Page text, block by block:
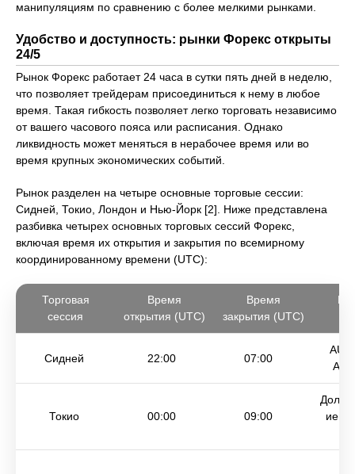
манипуляциям по сравнению с более мелкими рынками.
Удобство и доступность: рынки Форекс открыты
24/5
Рынок Форекс работает 24 часа в сутки пять дней в неделю,
что позволяет трейдерам присоединиться к нему в любое
время. Такая гибкость позволяет легко торговать независимо
от вашего часового пояса или расписания. Однако
ликвидность может меняться в нерабочее время или во
время крупных экономических событий.
Рынок разделен на четыре основные торговые сессии:
Сидней, Токио, Лондон и Нью-Йорк [2]. Ниже представлена
разбивка четырех основных торговых сессий Форекс,
включая время их открытия и закрытия по всемирному
координированному времени (UTC):
Торговая
сессия
Время
открытия (UTC)
Время
закрытия (UTC)
Сидней 22:00 07:00
Токио 00:00 09:00